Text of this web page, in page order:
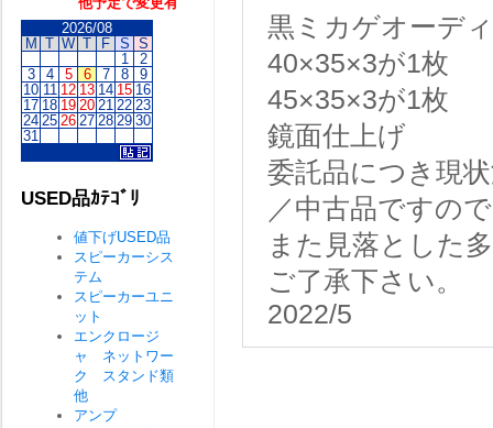
黒ミカゲオーデ
40×35×3が1枚
45×35×3が1枚
鏡面仕上げ
委託品につき現
／中古品ですの
また見落とした
ご了承下さい。
2022/5
2026/08
M T W T F S S
1
2
3
4 5 6 7 8
9
10 11 12 13 14 15 16
17 18 19 20 21 22 23
24 25 26 27 28 29 30
31
USED品ｶﾃｺﾞﾘ
値下げUSED品
スピーカーシス
テム
スピーカーユニ
ット
エンクロージ
ャ ネットワー
ク スタンド類
他
アンプ